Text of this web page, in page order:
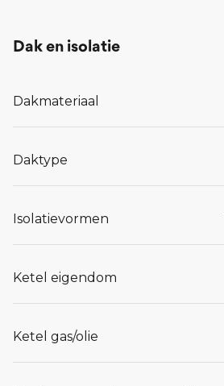
Dak en isolatie
Dakmateriaal
Daktype
Isolatievormen
Ketel eigendom
Ketel gas/olie